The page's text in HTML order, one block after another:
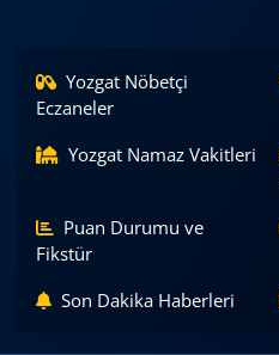
Yozgat Nöbetçi
Eczaneler
Yozgat Namaz Vakitleri
Puan Durumu ve
Fikstür
Son Dakika Haberleri